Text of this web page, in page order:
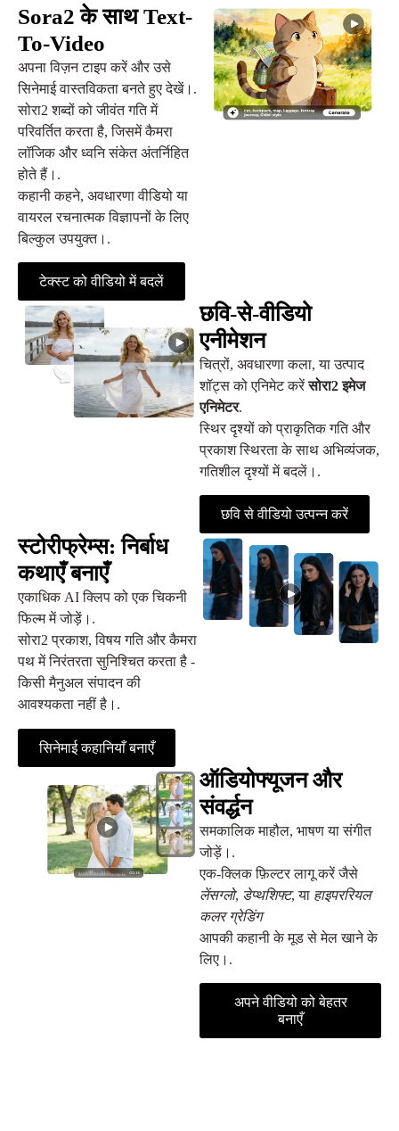
Sora2 के साथ Text-
To-Video
अपना विज़न टाइप करें और उसे
सिनेमाई वास्तविकता बनते हुए देखें।.
सोरा2 शब्दों को जीवंत गति में
परिवर्तित करता है, जिसमें कैमरा
लॉजिक और ध्वनि संकेत अंतर्निहित
होते हैं।.
कहानी कहने, अवधारणा वीडियो या
वायरल रचनात्मक विज्ञापनों के लिए
बिल्कुल उपयुक्त।.
टेक्स्ट को वीडियो में बदलें
छवि-से-वीडियो
एनीमेशन
चित्रों, अवधारणा कला, या उत्पाद
शॉट्स को एनिमेट करेंसोरा2 इमेज
एनिमेटर.
स्थिर दृश्यों को प्राकृतिक गति और
प्रकाश स्थिरता के साथ अभिव्यंजक,
गतिशील दृश्यों में बदलें।.
छवि से वीडियो उत्पन्न करें
स्टोरीफ्रेम्स: निर्बाध
कथाएँ बनाएँ
एकाधिक AI क्लिप को एक चिकनी
फिल्म में जोड़ें।.
सोरा2 प्रकाश, विषय गति और कैमरा
पथ में निरंतरता सुनिश्चित करता है -
किसी मैनुअल संपादन की
आवश्यकता नहीं है।.
सिनेमाई कहानियाँ बनाएँ
ऑडियोफ्यूजन और
संवर्द्धन
समकालिक माहौल, भाषण या संगीत
जोड़ें।.
एक-क्लिक फ़िल्टर लागू करें जैसे
लेंसग्लो, डेप्थशिफ्ट, या हाइपररियल
कलर ग्रेडिंग
आपकी कहानी के मूड से मेल खाने के
लिए।.
अपने वीडियो को बेहतर
बनाएँ